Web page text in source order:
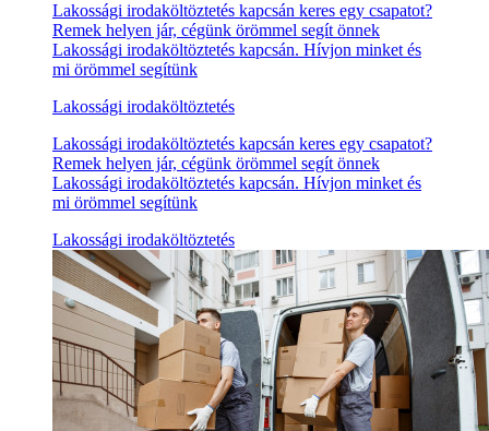
Lakossági irodaköltöztetés kapcsán keres egy csapatot?
Remek helyen jár, cégünk örömmel segít önnek
Lakossági irodaköltöztetés kapcsán. Hívjon minket és
mi örömmel segítünk
Lakossági irodaköltöztetés
Lakossági irodaköltöztetés kapcsán keres egy csapatot?
Remek helyen jár, cégünk örömmel segít önnek
Lakossági irodaköltöztetés kapcsán. Hívjon minket és
mi örömmel segítünk
Lakossági irodaköltöztetés